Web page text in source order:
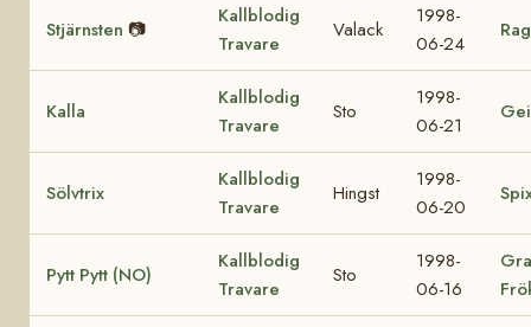
Stjärnsten 📷
Kallblodig
Travare
Valack
1998-
06-24
Kalla
Kallblodig
Travare
Sto
1998-
06-21
Sölvtrix
Kallblodig
Travare
Hingst
1998-
06-20
Pytt Pytt (NO)
Kallblodig
Travare
Sto
1998-
06-16